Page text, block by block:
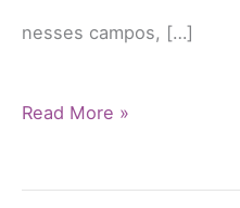
nesses campos, […]
Read More »